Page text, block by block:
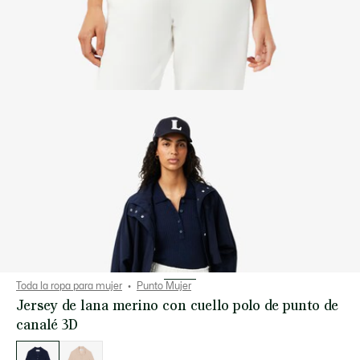
Toda la ropa para mujer Punto Mujer
Jersey de lana merino con cuello polo de punto de
canalé 3D